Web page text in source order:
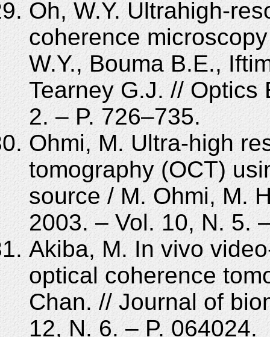
Oh, W.Y. Ultrahigh-
coherence
W.Y., Bouma B.E.,
Tearney G.J. // Optics
2. – P. 726–735.
Ohmi, M. Ultra-high
tomography (OCT)
source / M. Ohmi, M.
2003. – Vol. 10, N. 5.
Akiba, M. In vivo
optical coherence
Chan. // Journal of
12, N. 6. – P. 064024.